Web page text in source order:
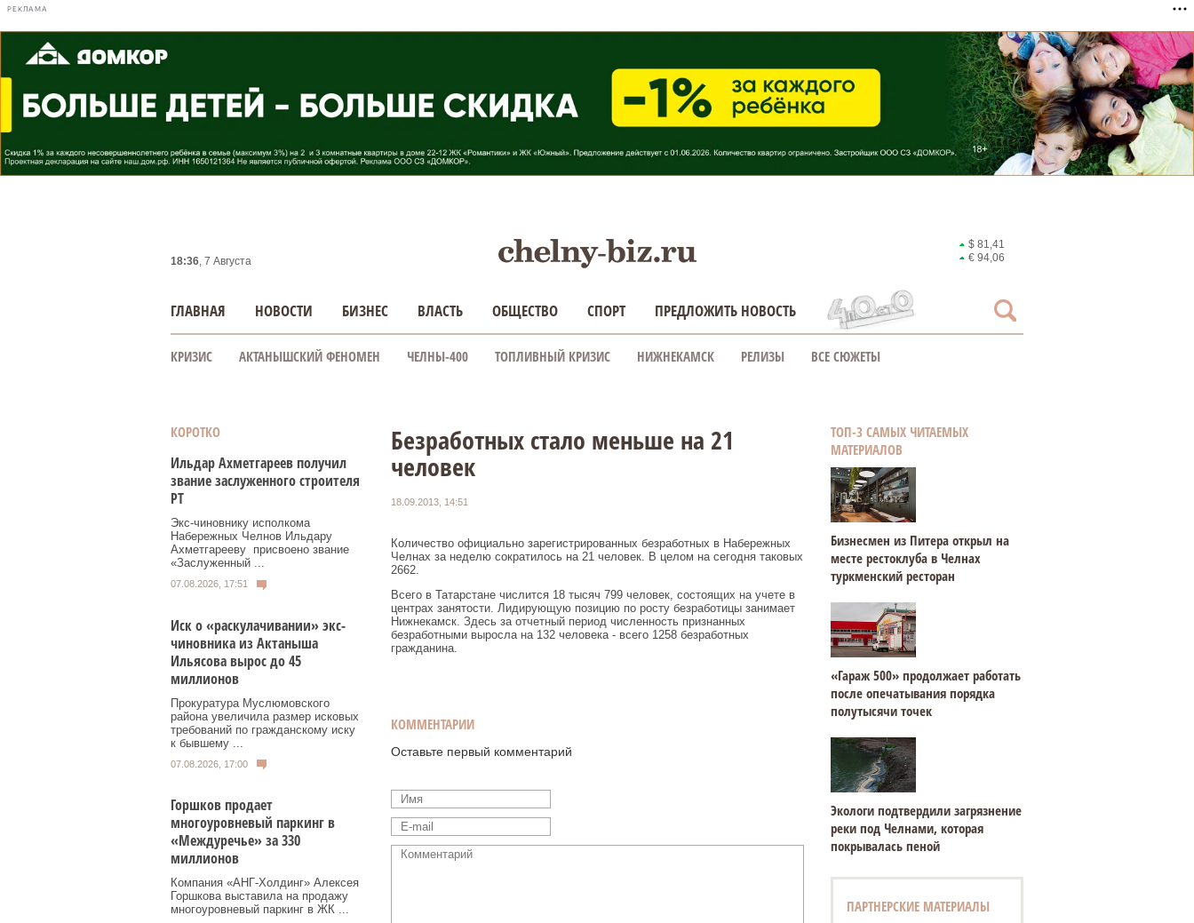
РЕКЛАМА
18:36, 7 Августа
$ 81,41
€ 94,06
ГЛАВНАЯ НОВОСТИ БИЗНЕС ВЛАСТЬ ОБЩЕСТВО СПОРТ ПРЕДЛОЖИТЬ НОВОСТЬ
КРИЗИС АКТАНЫШСКИЙ ФЕНОМЕН ЧЕЛНЫ-400 ТОПЛИВНЫЙ КРИЗИС НИЖНЕКАМСК РЕЛИЗЫ ВСЕ СЮЖЕТЫ
КОРОТКО
Ильдар Ахметгареев получил
звание заслуженного строителя
РТ
Экс‑чиновнику исполкома
Набережных Челнов Ильдару
Ахметгарееву присвоено звание
«Заслуженный ...
07.08.2026, 17:51
Иск о «раскулачивании» экс-
чиновника из Актаныша
Ильясова вырос до 45
миллионов
Прокуратура Муслюмовского
района увеличила размер исковых
требований по гражданскому иску
к бывшему ...
07.08.2026, 17:00
Горшков продает
многоуровневый паркинг в
«Междуречье» за 330
миллионов
Компания «АНГ-Холдинг» Алексея
Горшкова выставила на продажу
многоуровневый паркинг в ЖК ...
Безработных стало меньше на 21
человек
18.09.2013, 14:51
Количество официально зарегистрированных безработных в Набережных
Челнах за неделю сократилось на 21 человек. В целом на сегодня таковых
2662.
Всего в Татарстане числится 18 тысяч 799 человек, состоящих на учете в
центрах занятости. Лидирующую позицию по росту безработицы занимает
Нижнекамск. Здесь за отчетный период численность признанных
безработными выросла на 132 человека - всего 1258 безработных
гражданина.
КОММЕНТАРИИ
Оставьте первый комментарий
ТОП-3 САМЫХ ЧИТАЕМЫХ
МАТЕРИАЛОВ
Бизнесмен из Питера открыл на
месте рестоклуба в Челнах
туркменский ресторан
«Гараж 500» продолжает работать
после опечатывания порядка
полутысячи точек
Экологи подтвердили загрязнение
реки под Челнами, которая
покрывалась пеной
ПАРТНЕРСКИЕ МАТЕРИАЛЫ